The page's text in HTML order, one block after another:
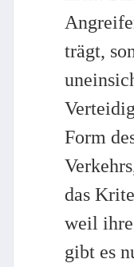
trägt,
Form
das
weil
gibt es